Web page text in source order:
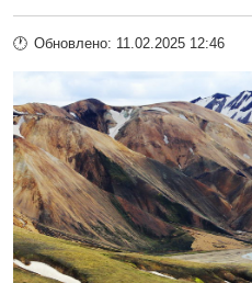
Обновлено: 11.02.2025 12:46